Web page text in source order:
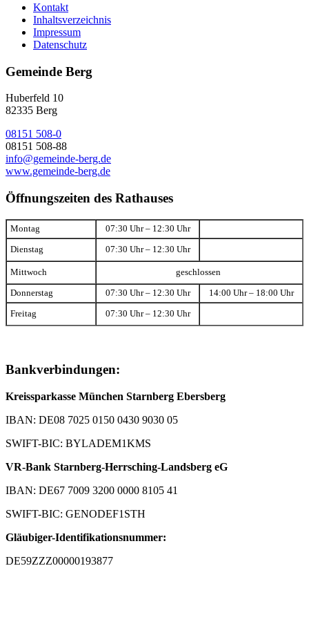
Kontakt
Inhaltsverzeichnis
Impressum
Datenschutz
Gemeinde Berg
Huberfeld 10
82335 Berg
08151 508-0
08151 508-88
info@gemeinde-berg.de
www.gemeinde-berg.de
Öffnungszeiten des Rathauses
Montag 07:30 Uhr – 12:30 Uhr
Dienstag 07:30 Uhr – 12:30 Uhr
Mittwoch geschlossen
Donnerstag 07:30 Uhr – 12:30 Uhr 14:00 Uhr – 18:00 Uhr
Freitag 07:30 Uhr – 12:30 Uhr
Bankverbindungen:
Kreissparkasse München Starnberg Ebersberg
IBAN: DE08 7025 0150 0430 9030 05
SWIFT-BIC: BYLADEM1KMS
VR-Bank Starnberg-Herrsching-Landsberg eG
IBAN: DE67 7009 3200 0000 8105 41
SWIFT-BIC: GENODEF1STH
Gläubiger-Identifikationsnummer:
DE59ZZZ00000193877